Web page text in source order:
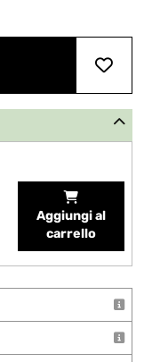
Aggiungi al
carrello